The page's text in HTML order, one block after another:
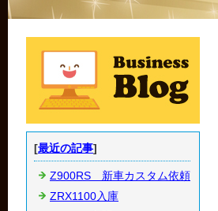
[最近の記事]
Z900RS 新車カスタム依頼
ZRX1100入庫